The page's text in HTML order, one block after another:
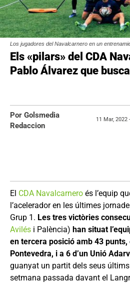
Los jugadores del Navalcarnero en un
Els «pilars» del CDA
Pablo Álvarez que
El CDA Navalcarnero és l’equip
l’acelerador en les últimes
Grup 1. Les tres victòries
Avilés i Palència) han situat
en tercera posició amb 43
Pontevedra, i a 6 d’un Unió
guanyat un partit dels seus
setmana passada davant el
Por Golsmedia
Redaccion
11 Mar, 2022 -